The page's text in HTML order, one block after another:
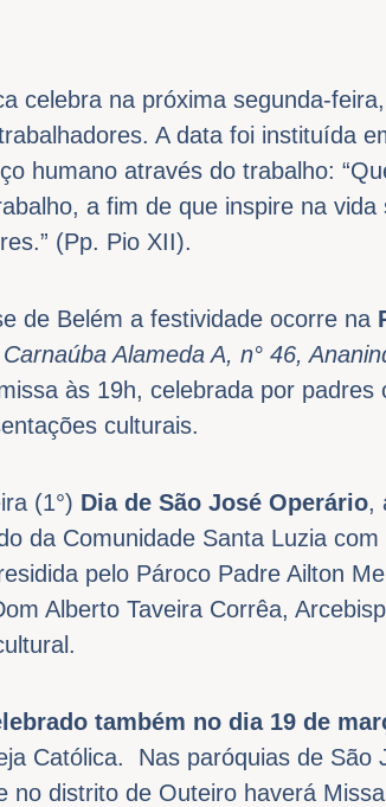
celebra na próxima segunda-
A data foi instituída
humano através do trabalho:
a fim de que inspire na
(Pp. Pio XII).
de Belém a festividade ocorre na
Alameda A, n° 46,
às 19h, celebrada por
culturais.
(1°) Dia de São José Operário,
da Comunidade Santa Luzia
pelo Pároco Padre Ailton
Alberto Taveira Corrêa,
também no dia 19 de
Católica. Nas paróquias de São
no distrito de Outeiro haverá